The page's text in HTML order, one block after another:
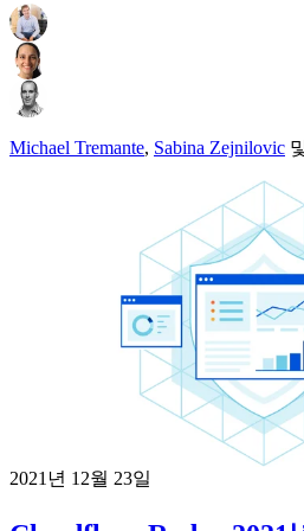
Michael Tremante, Sabina Zejnilovic
2021년 12월 23일